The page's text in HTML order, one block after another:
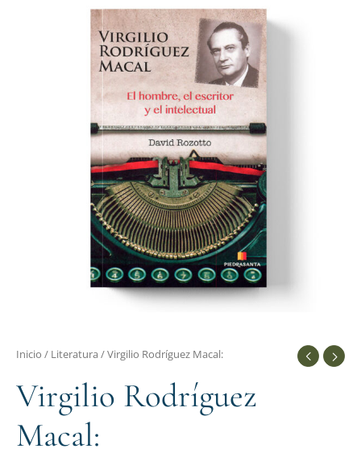
Inicio / Literatura / Virgilio Rodríguez Macal:
Virgilio Rodríguez
Macal: